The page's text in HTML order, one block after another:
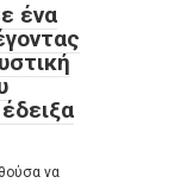
ένα
να